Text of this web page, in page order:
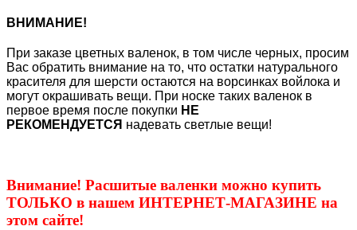
ВНИМАНИЕ!
При заказе цветных валенок, в том числе черных, просим
Вас обратить внимание на то, что остатки натурального
красителя для шерсти остаются на ворсинках войлока и
могут окрашивать вещи. При носке таких валенок в
первое время после покупки НЕ
РЕКОМЕНДУЕТСЯ надевать светлые вещи!
Внимание! Расшитые валенки можно купить
ТОЛЬКО в нашем ИНТЕРНЕТ-МАГАЗИНЕ на
этом сайте!